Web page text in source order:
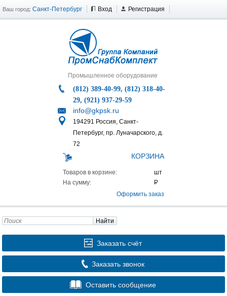
Ваш город: Санкт-Петербург Вход Регистрация
Промышленное оборудование
(812) 389-40-99, (812) 318-40-
29, (921) 937-29-59
info@gkpsk.ru
194291 Россия, Санкт-
Петербург, пр. Луначарского, д.
72
КОРЗИНА
Товаров в корзине:
На сумму:
Оформить заказ
Найти
Заказать счёт
Заказать звонок
Оставить сообщение